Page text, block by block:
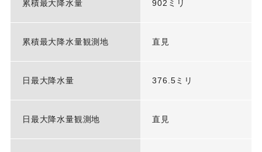
累積最大降水量 902ミリ
累積最大降水量観測地 直見
日最大降水量 376.5ミリ
日最大降水量観測地 直見